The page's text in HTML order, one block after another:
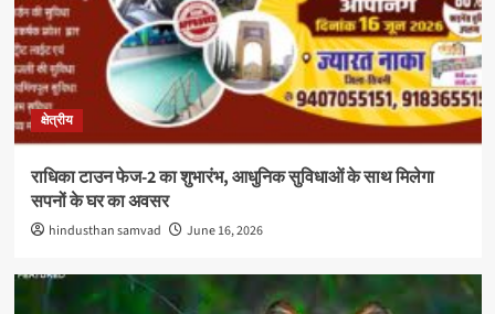
क्षेत्रीय
राधिका टाउन फेज-2 का शुभारंभ, आधुनिक सुविधाओं के साथ मिलेगा
सपनों के घर का अवसर
hindusthan samvad June 16, 2026